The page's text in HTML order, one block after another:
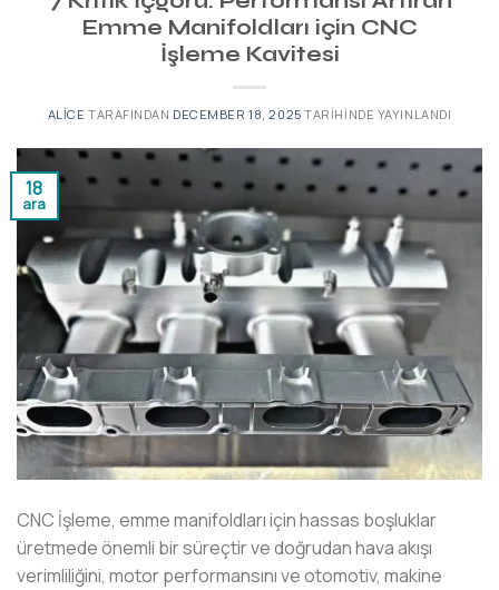
Emme Manifoldları için CNC
İşleme Kavitesi
ALICE TARAFINDAN DECEMBER 18, 2025 TARIHINDE YAYINLANDI
18
ara
CNC İşleme, emme manifoldları için hassas boşluklar
üretmede önemli bir süreçtir ve doğrudan hava akışı
verimliliğini, motor performansını ve otomotiv, makine